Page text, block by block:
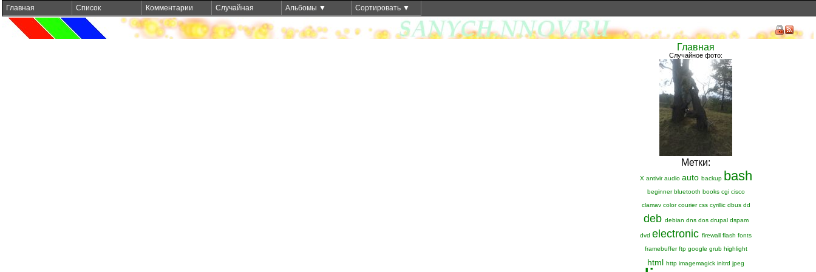
Главная Список Комментарии Случайная Альбомы ▼ Сортировать ▼
Главная
Случайное фото:
Метки:
X antiviraudio auto backup bash
beginnerbluetooth books cgi cisco
clamav colorcouriercss cyrillic dbus dd
deb debian dns dos drupal dspam
dvdelectronicfirewallflashfonts
framebufferftp google grub highlight
htmlhttpimagemagickinitrdjpeg